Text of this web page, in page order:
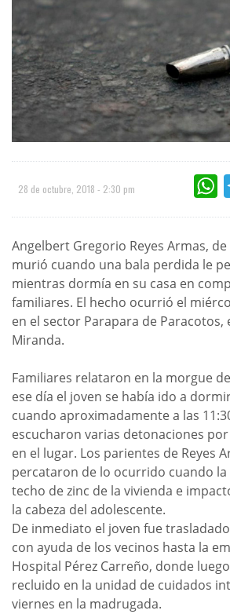
28 de octubre, 2018 - 2:30 pm
Angelbert Gregorio Reyes Armas,
murió cuando una bala perdida le
mientras dormía en su casa en
familiares. El hecho ocurrió el
en el sector Parapara de Paracotos,
Miranda.
Familiares relataron en la morgue
ese día el joven se había ido a
cuando aproximadamente a las
escucharon varias detonaciones
en el lugar. Los parientes de Reyes
percataron de lo ocurrido cuando
techo de zinc de la vivienda e
la cabeza del adolescente.
De inmediato el joven fue
con ayuda de los vecinos hasta la
Hospital Pérez Carreño, donde
recluido en la unidad de cuidados
viernes en la madrugada.